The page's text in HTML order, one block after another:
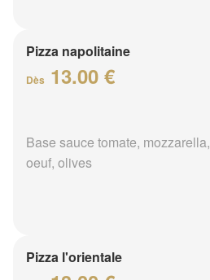
Pizza napolitaine
Dès 13.00 €
Base sauce tomate,
oeuf, olives
Pizza l'orientale